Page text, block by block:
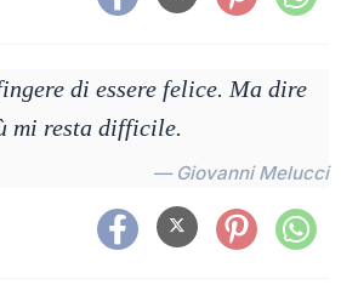
di essere felice. Ma dire
mi resta difficile.
— Giovanni Melucci